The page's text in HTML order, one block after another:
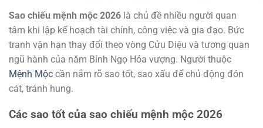
Sao chiếu mệnh mộc 2026 là chủ đề nhiều người quan
tâm khi lập kế hoạch tài chính, công việc và gia đạo. Bức
tranh vận hạn thay đổi theo vòng Cửu Diệu và tương quan
ngũ hành của năm Bính Ngọ Hỏa vượng. Người thuộc
Mệnh Mộc cần nắm rõ sao tốt, sao xấu để chủ động đón
cát, tránh hung.
Các sao tốt của sao chiếu mệnh mộc 2026